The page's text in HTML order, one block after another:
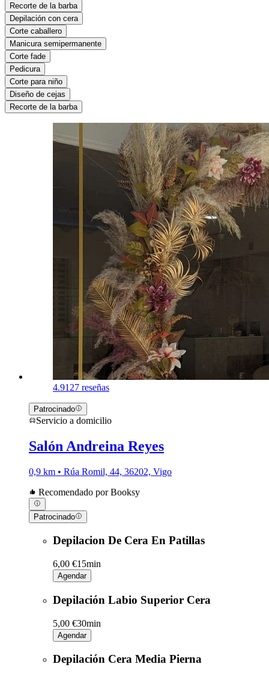
Recorte de la barba
Depilación con cera
Corte caballero
Manicura semipermanente
Corte fade
Pedicura
Corte para niño
Diseño de cejas
Recorte de la barba
4.9127 reseñas
Patrocinado
Servicio a domicilio
Salón Andreina Reyes
0,9 km • Rúa Romil, 44, 36202, Vigo
Recomendado por Booksy
Patrocinado
Depilacion De Cera En Patillas
6,00 €15min
Agendar
Depilación Labio Superior Cera
5,00 €30min
Agendar
Depilación Cera Media Pierna